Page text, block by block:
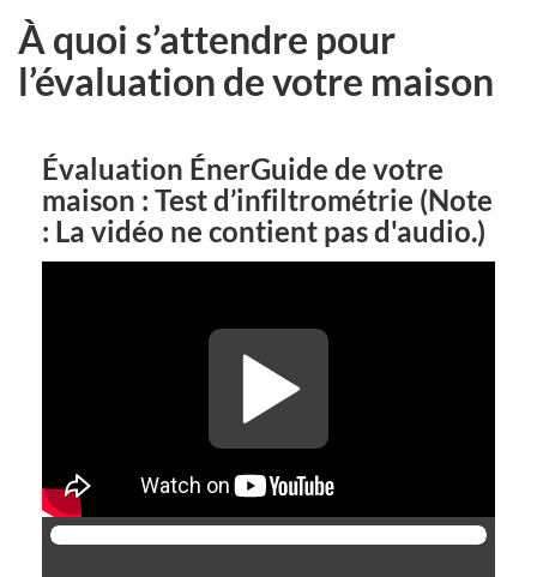
À quoi s’attendre pour
l’évaluation de votre maison
Évaluation ÉnerGuide de votre
maison : Test d’infiltrométrie (Note
: La vidéo ne contient pas d'audio.)